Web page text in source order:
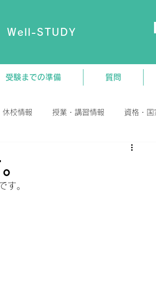
Well-STUDY
受験までの準備 質問
休校情報 授業・講習情報 資格・国
す。